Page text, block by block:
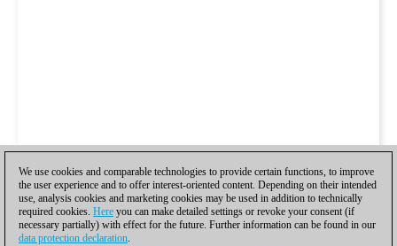
We use cookies and comparable technologies to provide certain functions, to improve
the user experience and to offer interest-oriented content. Depending on their intended
use, analysis cookies and marketing cookies may be used in addition to technically
required cookies. Here you can make detailed settings or revoke your consent (if
necessary partially) with effect for the future. Further information can be found in our
data protection declaration.